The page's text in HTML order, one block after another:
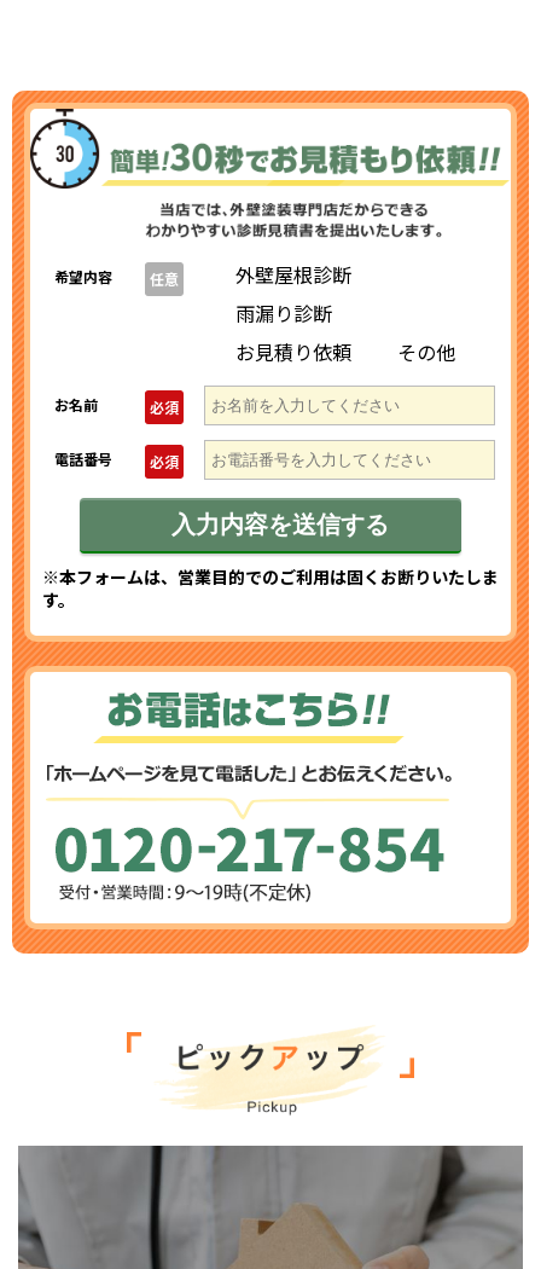
希望内容 任意
外壁屋根診断
雨漏り診断
お見積り依頼
その他
お名前 必須
電話番号 必須
※本フォームは、営業目的でのご利用は固くお断りいたしま
す。